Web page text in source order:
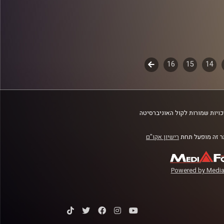
14
15
16
לשלב
שמורות לקול האוניברסיטה
זה מופעל תחת רישיון אקו"ם
Powered by